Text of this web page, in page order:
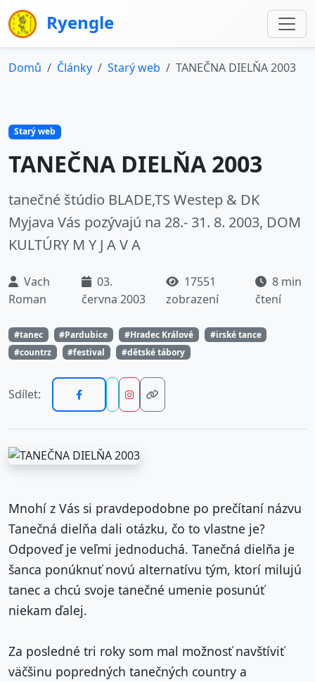
Ryengle
Domů Články Starý web TANEČNA DIELŇA 2003
Starý web
TANEČNA DIELŇA 2003
tanečné štúdio BLADE,TS Westep & DK
Myjava Vás pozývajú na 28.- 31. 8. 2003, DOM
KULTÚRY M Y J A V A
Vach
Roman
03.
června 2003
17551
zobrazení
8 min
čtení
#tanec #Pardubice #Hradec Králové
#irské tance
#countrz
#festival #dětské tábory
Sdílet:
Mnohí z Vás si pravdepodobne po prečítaní názvu
Tanečná dielňa dali otázku, čo to vlastne je?
Odpoveď je veľmi jednoduchá. Tanečná dielňa je
šanca ponúknuť novú alternatívu tým, ktorí milujú
tanec a chcú svoje tanečné umenie posunúť
niekam ďalej.
Za posledné tri roky som mal možnosť navštíviť
väčšinu popredných tanečných country a